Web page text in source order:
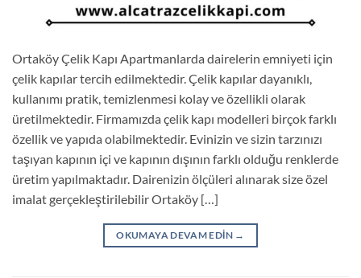
Ortaköy Çelik Kapı Apartmanlarda dairelerin emniyeti için
çelik kapılar tercih edilmektedir. Çelik kapılar dayanıklı,
kullanımı pratik, temizlenmesi kolay ve özellikli olarak
üretilmektedir. Firmamızda çelik kapı modelleri birçok farklı
özellik ve yapıda olabilmektedir. Evinizin ve sizin tarzınızı
taşıyan kapının içi ve kapının dışının farklı olduğu renklerde
üretim yapılmaktadır. Dairenizin ölçüleri alınarak size özel
imalat gerçekleştirilebilir Ortaköy […]
OKUMAYA DEVAM EDIN →